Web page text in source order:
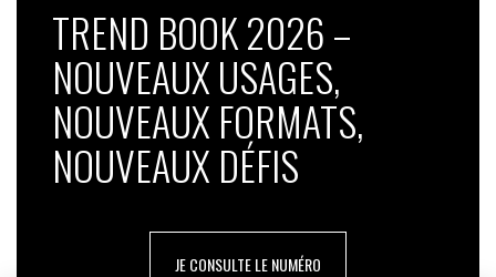
TREND BOOK 2026 –
NOUVEAUX USAGES,
NOUVEAUX FORMATS,
NOUVEAUX DÉFIS
JE CONSULTE LE NUMÉRO